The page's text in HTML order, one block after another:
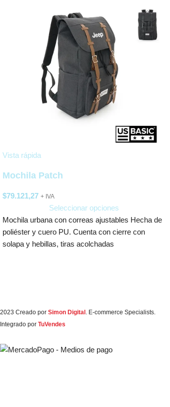
Vista rápida
Mochila Patch
$79.121,27 + IVA
Seleccionar opciones
Mochila urbana con correas ajustables Hecha de
poliéster y cuero PU. Cuenta con cierre con
solapa y hebillas, tiras acolchadas
2023 Creado por Simon Digital . E-commerce Specialists.
Integrado por TuVendes